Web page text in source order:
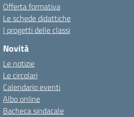
Offerta formativa
Le schede didattiche
I progetti delle classi
Novità
Le notizie
Le circolari
Calendario eventi
Albo online
Bacheca sindacale